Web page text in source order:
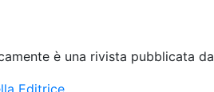
è una rivista pubblicata da